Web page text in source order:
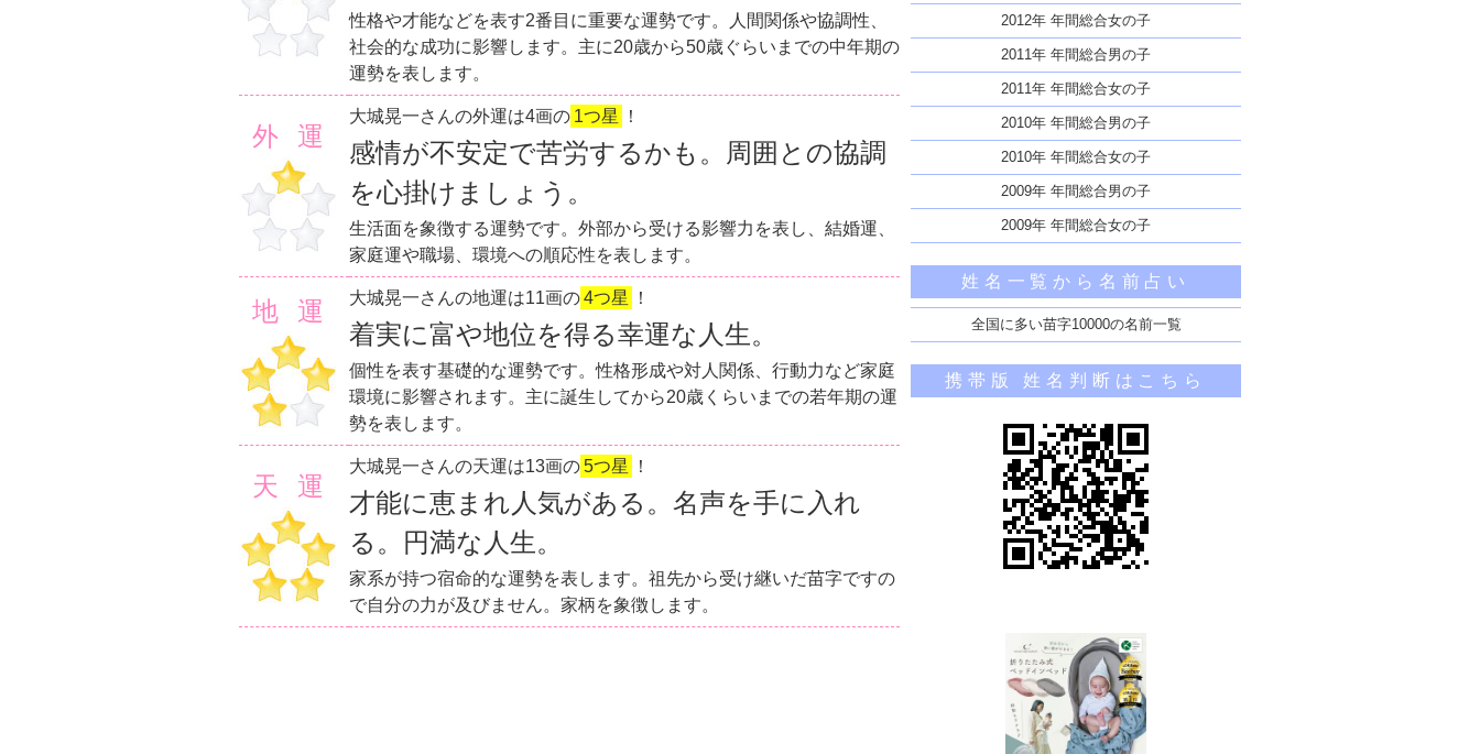
性格や才能などを表す2番目に重要な運勢です。人間関係や協調性、
社会的な成功に影響します。主に20歳から50歳ぐらいまでの中年期の
運勢を表します。
外運
大城晃一さんの外運は4画の 1つ星 ！
感情が不安定で苦労するかも。周囲との協調
を心掛けましょう。
生活面を象徴する運勢です。外部から受ける影響力を表し、結婚運、
家庭運や職場、環境への順応性を表します。
地運 大城晃一さんの地運は11画の4つ星 ！
着実に富や地位を得る幸運な人生。
個性を表す基礎的な運勢です。性格形成や対人関係、行動力など家庭
環境に影響されます。主に誕生してから20歳くらいまでの若年期の運
勢を表します。
天運
大城晃一さんの天運は13画の5つ星 ！
才能に恵まれ人気がある。名声を手に入れ
る。円満な人生。
家系が持つ宿命的な運勢を表します。祖先から受け継いだ苗字ですの
で自分の力が及びません。家柄を象徴します。
2012年 年間総合女の子
2011年 年間総合男の子
2011年 年間総合女の子
2010年 年間総合男の子
2010年 年間総合女の子
2009年 年間総合男の子
2009年 年間総合女の子
姓名一覧から名前占い
全国に多い苗字10000の名前一覧
携帯版 姓名判断はこちら